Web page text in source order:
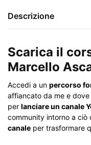
Descrizione
Scarica il
Marcello
Accedi a un percorso
affiancato da me e
per lanciare un canale
community intorno a ciò
canale per trasformare